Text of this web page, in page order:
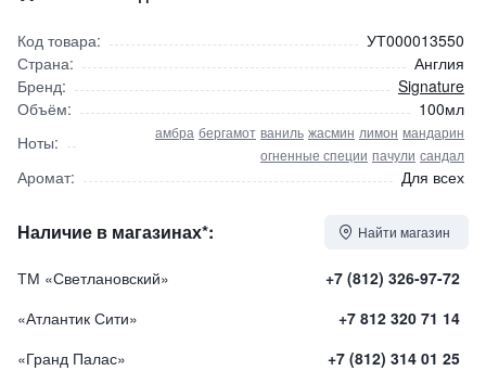
Код товара:
УТ000013550
Страна:
Англия
Бренд:
Signature
Объём:
100мл
Ноты:
амбра бергамот ваниль жасмин лимон мандарин
огненные специи пачули сандал
Аромат: Для всех
Наличие в магазинах*: Найти магазин
ТМ «Светлановский»
+7 (812) 326-97-72
«Атлантик Сити»
+7 812 320 71 14
«Гранд Палас»
+7 (812) 314 01 25